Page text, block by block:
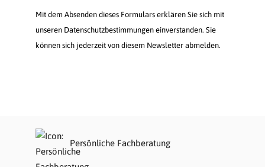
Mit dem Absenden dieses Formulars erklären Sie sich mit
unseren Datenschutzbestimmungen einverstanden. Sie
können sich jederzeit von diesem Newsletter abmelden.
Persönliche Fachberatung